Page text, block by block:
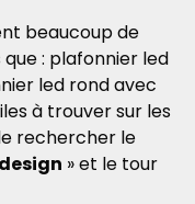
beaucoup de
: plafonnier led
led rond avec
à trouver sur les
rechercher le
» et le tour